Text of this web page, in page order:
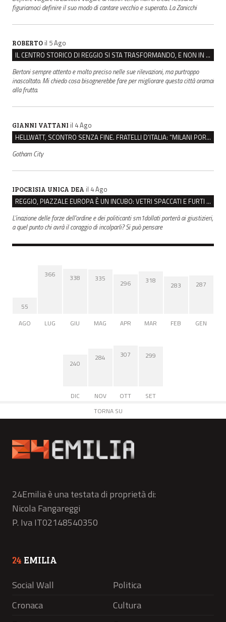
figuriamoci definire il suo modo di cantare vecchio e superato. La Zanicchi
ROBERTO il 5 Ago
IL CENTRO STORICO DI REGGIO SI STA TRASFORMANDO, E NON IN MEGLIO
Bertoni sempre attento e molto preciso nelle sue rilevazioni, ma purtroppo
inascoltato. Mi chiedo cosa bisognerebbe fare per migliorare questa città oramai
alla frutta.
GIANNI VATTANI il 4 Ago
HELLWATT, SCONTRO SENZA FINE. FRATELLI D’ITALIA: “MILANI PORTA DOCUMENTI, DE FRANCO INSULTI”
Gotham City
IPOCRISIA UNICA DEA il 4 Ago
REGGIO, PIAZZALE EUROPA È UN INCUBO: VETRI SPACCATI E FURTI SULLE AUTO IN SOSTA
L'inazione delle forze dell'ordine e dei politicanti sm1dollati porterà ai giustizieri,
a quel punto chi avrà il coraggio di incolparli? Si può pensare
55
AGO
366
LUG
338
GIU
335
MAG
296
APR
318
MAR
283
FEB
287
GEN
240
DIC
284
NOV
307
OTT
299
SET
TORNA SU
24Emilia è una testata di proprietà di:
Nicola Fangareggi
P. Iva IT02148540350
24 EMILIA
Social Wall
Politica
Cronaca
Cultura